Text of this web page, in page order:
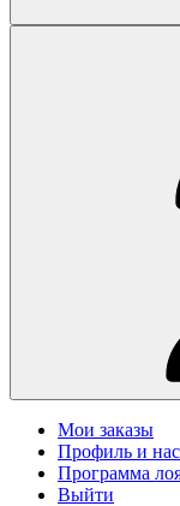
Мои заказы
Профиль и
Программа
Выйти